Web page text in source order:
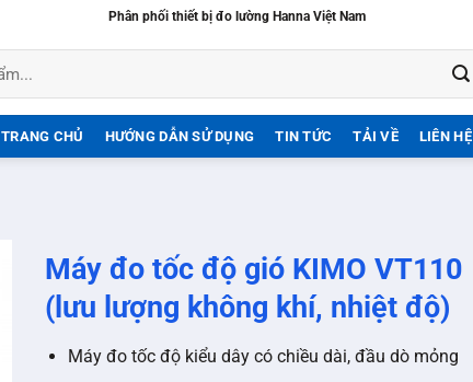
Phân phối thiết bị đo lường Hanna Việt Nam
TRANG CHỦ HƯỚNG DẪN SỬ DỤNG TIN TỨC TẢI VỀ LIÊN HỆ
Máy đo tốc độ gió KIMO VT110
(lưu lượng không khí, nhiệt độ)
Máy đo tốc độ kiểu dây có chiều dài, đầu dò mỏng